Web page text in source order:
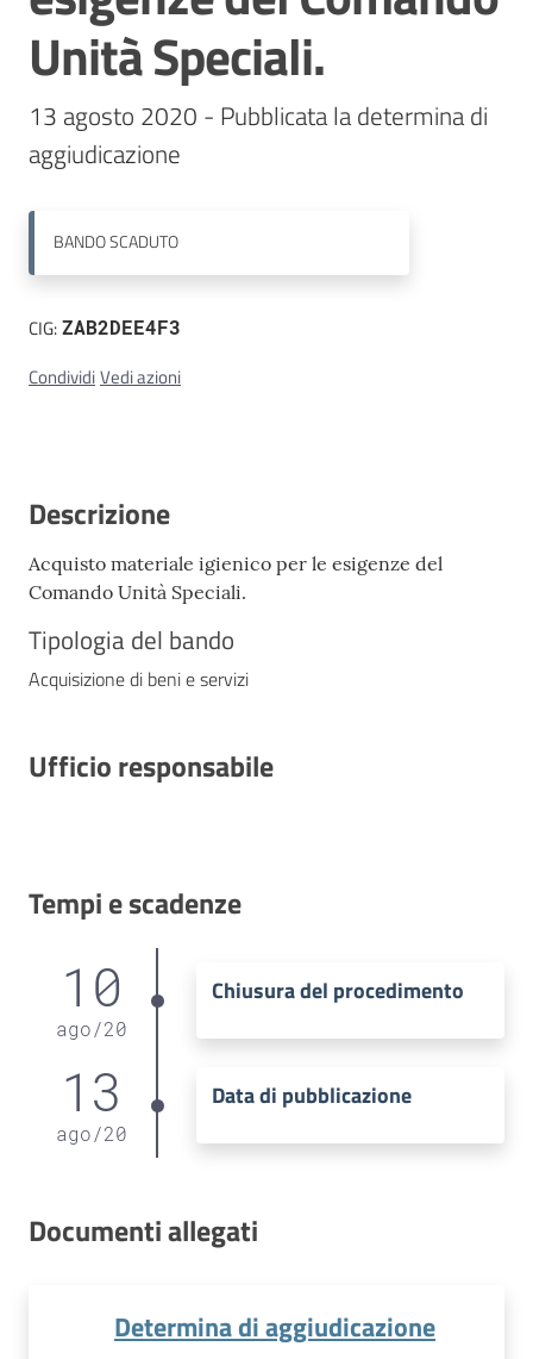
Contatti
Unità Speciali.
13 agosto 2020 - Pubblicata la determina di
aggiudicazione
BANDOSCADUTO
CIG:ZAB2DEE4F3
CondividiVedi azioni
Descrizione
Acquisto materiale igienico per le esigenze del
Comando Unità Speciali.
Tipologia del bando
Acquisizione di beni e servizi
Ufficio responsabile
Tempi e scadenze
10
ago/20
Chiusura del procedimento
13
ago/20
Data di pubblicazione
Documenti allegati
Determina di aggiudicazione